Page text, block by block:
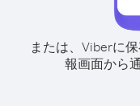
または、Viberに
報画面から